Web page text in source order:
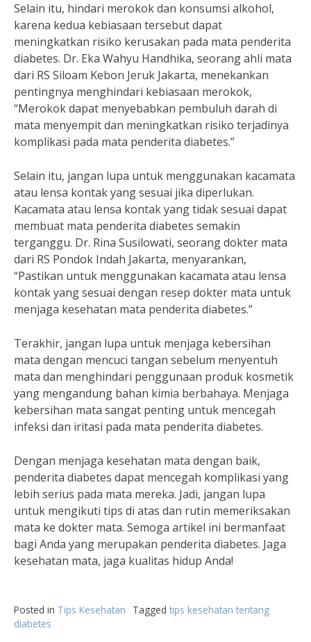
Selain itu, hindari merokok dan konsumsi alkohol,
karena kedua kebiasaan tersebut dapat
meningkatkan risiko kerusakan pada mata penderita
diabetes. Dr. Eka Wahyu Handhika, seorang ahli mata
dari RS Siloam Kebon Jeruk Jakarta, menekankan
pentingnya menghindari kebiasaan merokok,
“Merokok dapat menyebabkan pembuluh darah di
mata menyempit dan meningkatkan risiko terjadinya
komplikasi pada mata penderita diabetes.”
Selain itu, jangan lupa untuk menggunakan kacamata
atau lensa kontak yang sesuai jika diperlukan.
Kacamata atau lensa kontak yang tidak sesuai dapat
membuat mata penderita diabetes semakin
terganggu. Dr. Rina Susilowati, seorang dokter mata
dari RS Pondok Indah Jakarta, menyarankan,
“Pastikan untuk menggunakan kacamata atau lensa
kontak yang sesuai dengan resep dokter mata untuk
menjaga kesehatan mata penderita diabetes.”
Terakhir, jangan lupa untuk menjaga kebersihan
mata dengan mencuci tangan sebelum menyentuh
mata dan menghindari penggunaan produk kosmetik
yang mengandung bahan kimia berbahaya. Menjaga
kebersihan mata sangat penting untuk mencegah
infeksi dan iritasi pada mata penderita diabetes.
Dengan menjaga kesehatan mata dengan baik,
penderita diabetes dapat mencegah komplikasi yang
lebih serius pada mata mereka. Jadi, jangan lupa
untuk mengikuti tips di atas dan rutin memeriksakan
mata ke dokter mata. Semoga artikel ini bermanfaat
bagi Anda yang merupakan penderita diabetes. Jaga
kesehatan mata, jaga kualitas hidup Anda!
Posted in Tips Kesehatan Tagged tips kesehatan tentang
diabetes